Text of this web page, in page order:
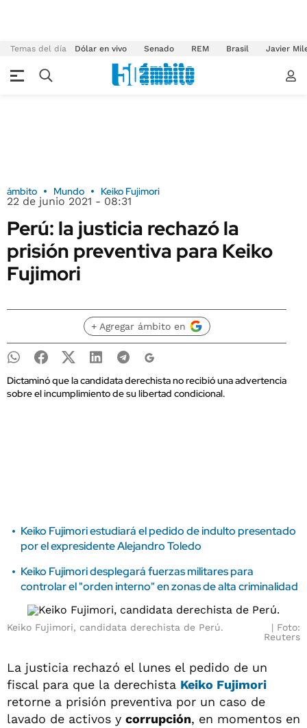
Temas del día Dólar en vivo Senado REM Brasil Javier
ámbito Mundo Keiko Fujimori
22 de junio 2021 - 08:31
Perú: la justicia rechazó la
prisión preventiva para Keiko
Fujimori
+ Agregar ámbito en
Dictaminó que la candidata derechista no recibió una advertencia
sobre el incumplimiento de su libertad condicional.
Keiko Fujimori estudiará el pedido de indulto presentado
por el expresidente Alejandro Toledo
Keiko Fujimori desplegará fuerzas militares para
controlar el "orden interno" en zonas de alta criminalidad
Keiko Fujimori, candidata derechista de Perú.
Foto:
Reuters
La justicia rechazó el lunes el pedido de un
fiscal para que la derechista Keiko Fujimori
retorne a prisión preventiva por un caso de
lavado de activos y corrupción, en momentos en